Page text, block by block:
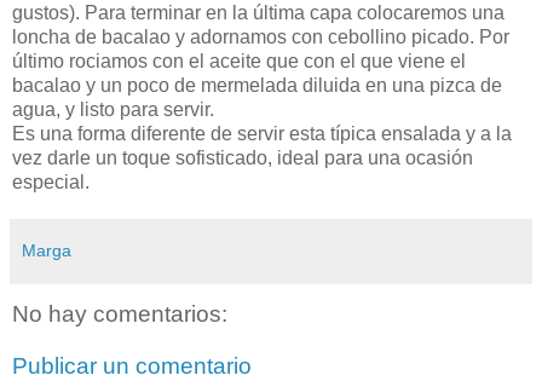
gustos). Para terminar en la última capa colocaremos una
loncha de bacalao y adornamos con cebollino picado. Por
último rociamos con el aceite que con el que viene el
bacalao y un poco de mermelada diluida en una pizca de
agua, y listo para servir.
Es una forma diferente de servir esta típica ensalada y a la
vez darle un toque sofisticado, ideal para una ocasión
especial.
Marga
No hay comentarios:
Publicar un comentario